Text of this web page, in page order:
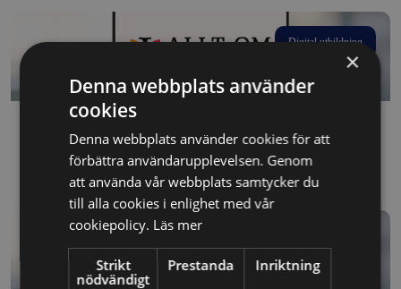
Digital utbildning
Avtalsportalen
450kr – 4200krPrice
range:
450kr
4200kr
×
Denna webbplats använder
cookies
Denna webbplats använder cookies för att
förbättra användarupplevelsen. Genom
att använda vår webbplats samtycker du
till alla cookies i enlighet med vår
cookiepolicy. Läs mer
Strikt
nödvändigt
Prestanda Inriktning